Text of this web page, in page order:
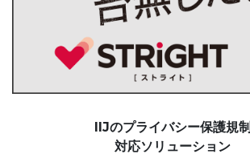
IIJのプライバシー保護規制
対応ソリューション